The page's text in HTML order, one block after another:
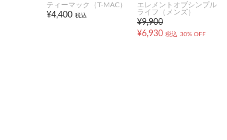
ティーマック（T-MAC）
¥4,400 税込
エレメントオブシンプル
ライフ（メンズ）
¥9,900
¥6,930 税込 30% OFF